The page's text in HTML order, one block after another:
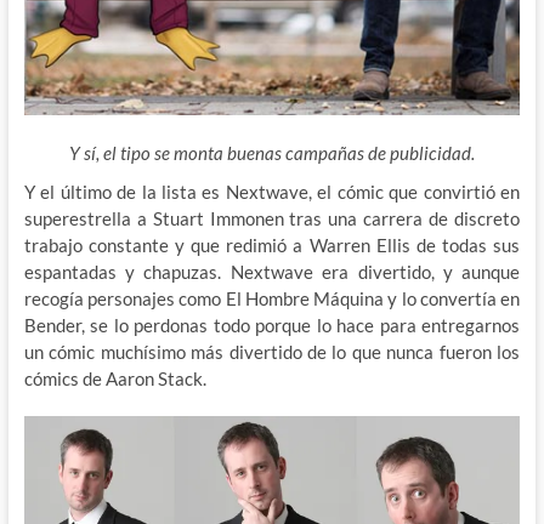
Y sí, el tipo se monta buenas campañas de publicidad.
Y el último de la lista es Nextwave, el cómic que convirtió en
superestrella a Stuart Immonen tras una carrera de discreto
trabajo constante y que redimió a Warren Ellis de todas sus
espantadas y chapuzas. Nextwave era divertido, y aunque
recogía personajes como El Hombre Máquina y lo convertía en
Bender, se lo perdonas todo porque lo hace para entregarnos
un cómic muchísimo más divertido de lo que nunca fueron los
cómics de Aaron Stack.